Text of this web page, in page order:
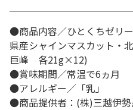
●商品内容／ひとくちゼリ
県産シャインマスカット・
巨峰 各21g×12)
●賞味期間／常温で6ヵ月
●アレルギー／「乳」
●商品提供者：(株)三越伊